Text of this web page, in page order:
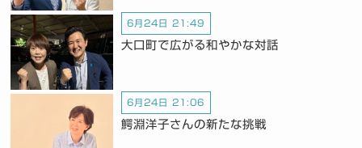
6月24日 21:49
大口町で広がる和やかな対話
6月24日 21:06
鰐淵洋子さんの新たな挑戦